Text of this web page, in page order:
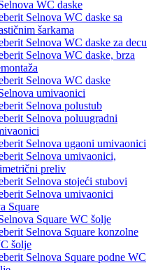
WC daske
Selnova WC daske sa
šarkama
Selnova WC daske za decu
Selnova WC daske, brza
Selnova WC daske
umivaonici
Selnova polustub
Selnova poluugradni
Selnova ugaoni umivaonici
Selnova umivaonici,
preliv
Selnova stojeći stubovi
Selnova umivaonici
Square
Square WC šolje
Selnova Square konzolne
šolje
Selnova Square podne WC